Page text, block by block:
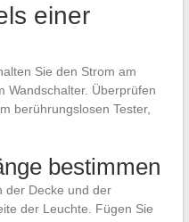
einer
Sie den Strom am
Wandschalter. Überprüfen
berührungslosen Tester,
bestimmen
der Decke und der
der Leuchte. Fügen Sie